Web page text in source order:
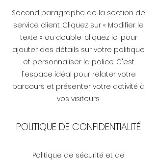
Second paragraphe de la section de
service client. Cliquez sur « Modifier le
texte » ou double-cliquez ici pour
ajouter des détails sur votre politique
et personnaliser la police. C'est
l'espace idéal pour relater votre
parcours et présenter votre activité à
vos visiteurs.
POLITIQUE DE CONFIDENTIALITÉ
Politique de sécurité et de